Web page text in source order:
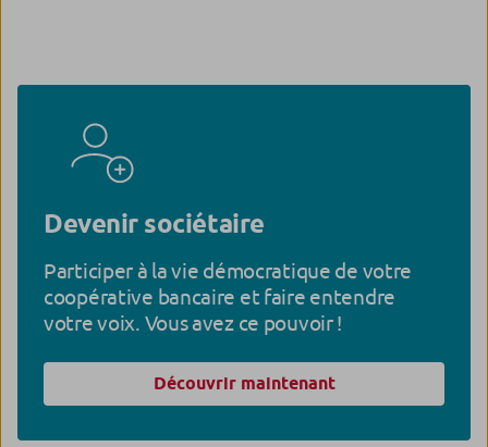
Devenir sociétaire
Participer à la vie démocratique de votre
coopérative bancaire et faire entendre
votre voix. Vous avez ce pouvoir !
Découvrir maintenant